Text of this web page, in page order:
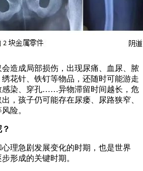
造成局部损伤，出现尿痛、血尿、脓
花针、铁钉等物品，还随时可能游走
感染、穿孔……异物滞留时间越长，危
，孩子仍可能存在尿瘘、尿路狭窄、
险。
理急剧发展变化的时期，也是世界
形成的关键时期。